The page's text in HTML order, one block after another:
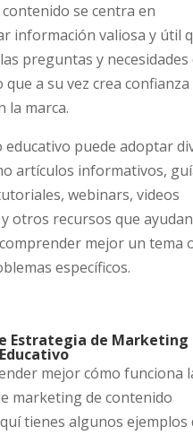
se centra en
información valiosa y útil
preguntas y necesidades
que a su vez crea confianza
la marca.
educativo puede adoptar
artículos informativos,
webinars, videos
otros recursos que
mejor un tema
específicos.
Estrategia de Marketing
mejor cómo funciona
marketing de contenido
tienes algunos ejemplos